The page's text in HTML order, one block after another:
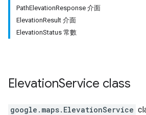
PathElevationResponse 介面
ElevationResult 介面
ElevationStatus 常數
ElevationService class
google.maps. ElevationService